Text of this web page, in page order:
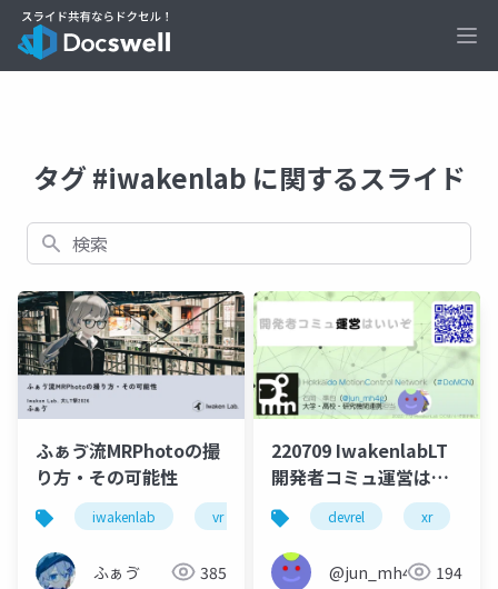
タグ #iwakenlab に関するスライド
検索
ふぁゔ流MRPhotoの撮
り方・その可能性
iwakenlab vr アバター
ふぁゔ 385
220709 IwakenlabLT
開発者コミュ運営はい
いぞ
devrel xr
@jun_mh4g 194